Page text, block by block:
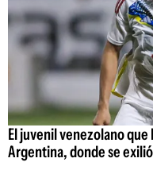
El juvenil venezolano
Argentina, donde se